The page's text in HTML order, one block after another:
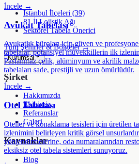
İstanbul İlçeleri (39)
81 İl Lojistik Ağı
Sektörel Tabela Önerici
Tüm Şehirler & Bölgeler →
Kurumsal
Şirket
Hakkımızda
Ekibimiz
Referanslar
Galeri
Kaynaklar
Blog
İncele →
Avukat Tabelası
Avukatlık büroları için güven ve
tabelalar, potansiyel müvekkillerin ilk
Paslanmaz çelik, alüminyum ve akrilik
tabelaları sade, prestijli ve uzun ömürlüdür.
İncele →
Otel Tabelası
Oteller ve konaklama tesisleri için üretilen
izlenimini belirleyen kritik görsel
yönlendirmelerine, oda numaralarından
eksiksiz otel tabela sistemleri sunuyoruz.